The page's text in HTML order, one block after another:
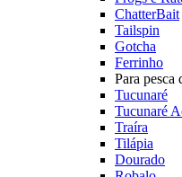
ChatterBait
Tailspin
Gotcha
Ferrinho
Para pesca
Tucunaré
Tucunaré
Traíra
Tilápia
Dourado